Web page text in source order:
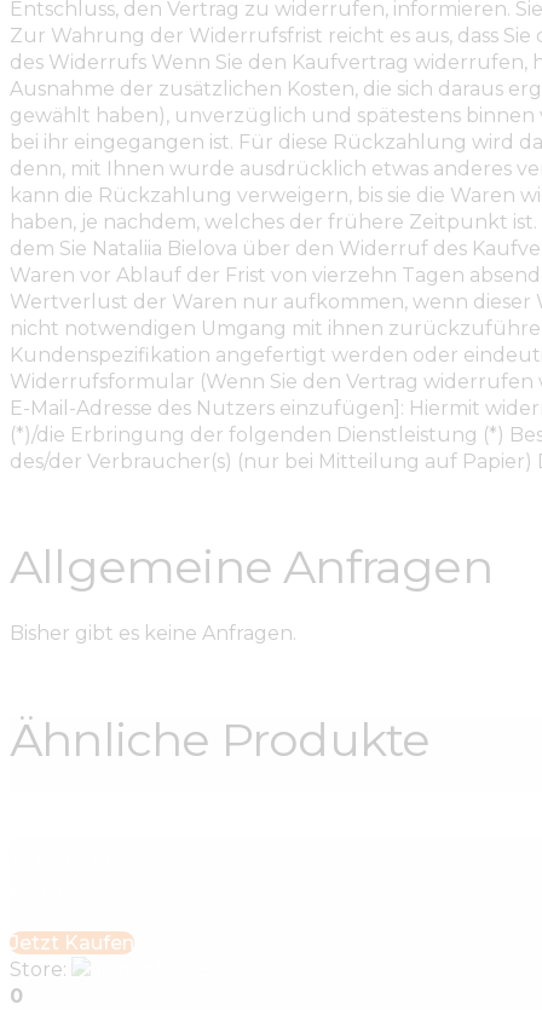
Entschluss, den Vertrag zu widerrufen, informieren.
Zur Wahrung der Widerrufsfrist reicht es aus, dass
des Widerrufs Wenn Sie den Kaufvertrag widerrufen,
Ausnahme der zusätzlichen Kosten, die sich daraus
gewählt haben), unverzüglich und spätestens
bei ihr eingegangen ist. Für diese Rückzahlung wird
denn, mit Ihnen wurde ausdrücklich etwas anderes
kann die Rückzahlung verweigern, bis sie die Waren
haben, je nachdem, welches der frühere Zeitpunkt
dem Sie Nataliia Bielova über den Widerruf des
Waren vor Ablauf der Frist von vierzehn Tagen
Wertverlust der Waren nur aufkommen, wenn
nicht notwendigen Umgang mit ihnen
Kundenspezifikation angefertigt werden oder
Widerrufsformular (Wenn Sie den Vertrag widerrufen
E-Mail-Adresse des Nutzers einzufügen]: Hiermit
(*)/die Erbringung der folgenden Dienstleistung (*)
des/der Verbraucher(s) (nur bei Mitteilung auf Papier)
Allgemeine Anfragen
Bisher gibt es keine Anfragen.
Ähnliche Produkte
Jetzt Kaufen
Store:
0